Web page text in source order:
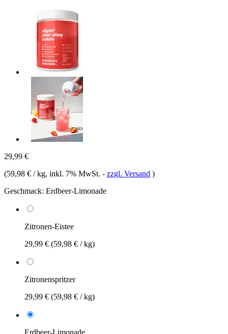
29,99 €
(59,98 € / kg, inkl. 7% MwSt. - zzgl. Versand )
Geschmack: Erdbeer-Limonade
Zitronen-Eistee
29,99 € (59,98 € / kg)
Zitronenspritzer
29,99 € (59,98 € / kg)
Erdbeer-Limonade